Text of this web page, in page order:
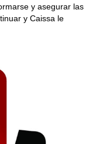
y asegurar las
y Caissa le